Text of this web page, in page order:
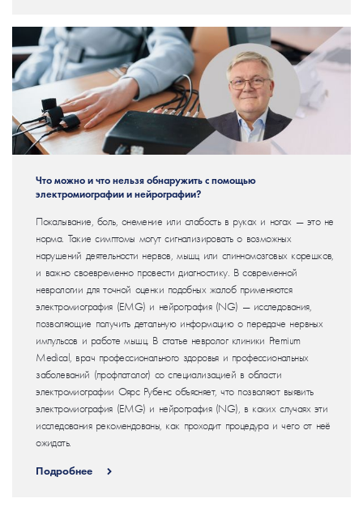
Что можно и что нельзя обнаружить с помощью
электромиографии и нейрографии?
Покалывание, боль, онемение или слабость в руках и ногах — это не
норма. Такие симптомы могут сигнализировать о возможных
нарушений деятельности нервов, мышц или спинномозговых корешков,
и важно своевременно провести диагностику. В современной
неврологии для точной оценки подобных жалоб применяются
электромиография (EMG) и нейрография (NG) — исследования,
позволяющие получить детальную информацию о передаче нервных
импульсов и работе мышц. В статье невролог клиники Premium
Medical, врач профессионального здоровья и профессиональных
заболеваний (профпатолог) со специализацией в области
электромиографии Оярс Рубенс объясняет, что позволяют выявить
электромиография (EMG) и нейрография (NG), в каких случаях эти
исследования рекомендованы, как проходит процедура и чего от неё
ожидать.
Подробнее